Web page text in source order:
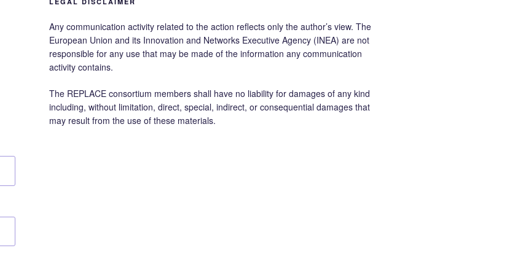
Any communication activity related to the action reflects only the author’s view. The
European Union and its Innovation and Networks Executive Agency (INEA) are not
responsible for any use that may be made of the information any communication
activity contains.
The REPLACE consortium members shall have no liability for damages of any kind
including, without limitation, direct, special, indirect, or consequential damages that
may result from the use of these materials.